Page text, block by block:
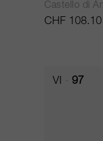
Castello di
CHF 108.10
VI 97